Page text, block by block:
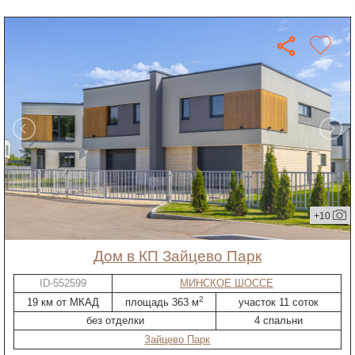
+10
дом в КП Зайцево Парк
ID-552599
МИНСКОЕ ШОССЕ
19 км от МКАД
площадь 363 м2
участок 11 соток
без отделки
4 спальни
Зайцево Парк